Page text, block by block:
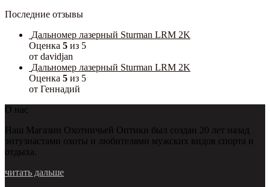
Последние отзывы
Дальномер лазерный Sturman LRM 2K
Оценка 5 из 5
от davidjan
Дальномер лазерный Sturman LRM 2K
Оценка 5 из 5
от Геннадий
О нас
Наш Магазин Охотничьей Оптики был создан 20 лет назад
энтузиастами охоты и любителями мужских видов спорта и
отдыха.
читать дальше